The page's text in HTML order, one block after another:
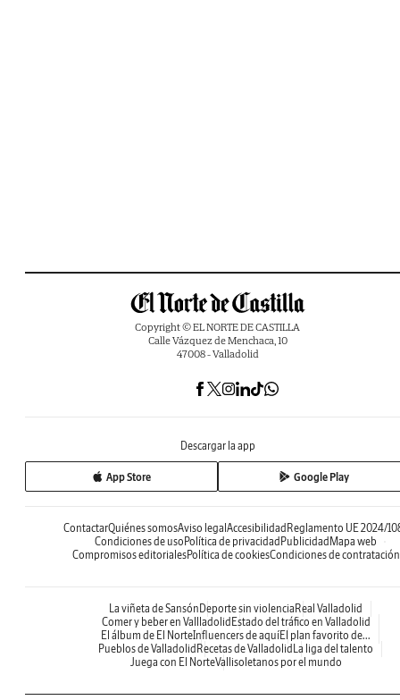
Copyright © EL NORTE DE CASTILLA
Calle Vázquez de Menchaca, 10
47008 - Valladolid
Descargar la app
App Store Google Play
ContactarQuiénes somosAviso legal Accesibilidad Reglamento UE 2024/
Condiciones de uso Política de privacidad Publicidad Mapa web
Compromisos editorialesPolítica de cookiesCondiciones de contratación
La viñeta de Sansón Deporte sin violencia Real Valladolid
Comer y beber en Vallladolid Estado del tráfico en Valladolid
El álbum de El NorteInfluencers de aquíEl plan favorito de...
Pueblos de Valladolid Recetas de Valladolid La liga del talento
Juega con El NorteVallisoletanos por el mundo